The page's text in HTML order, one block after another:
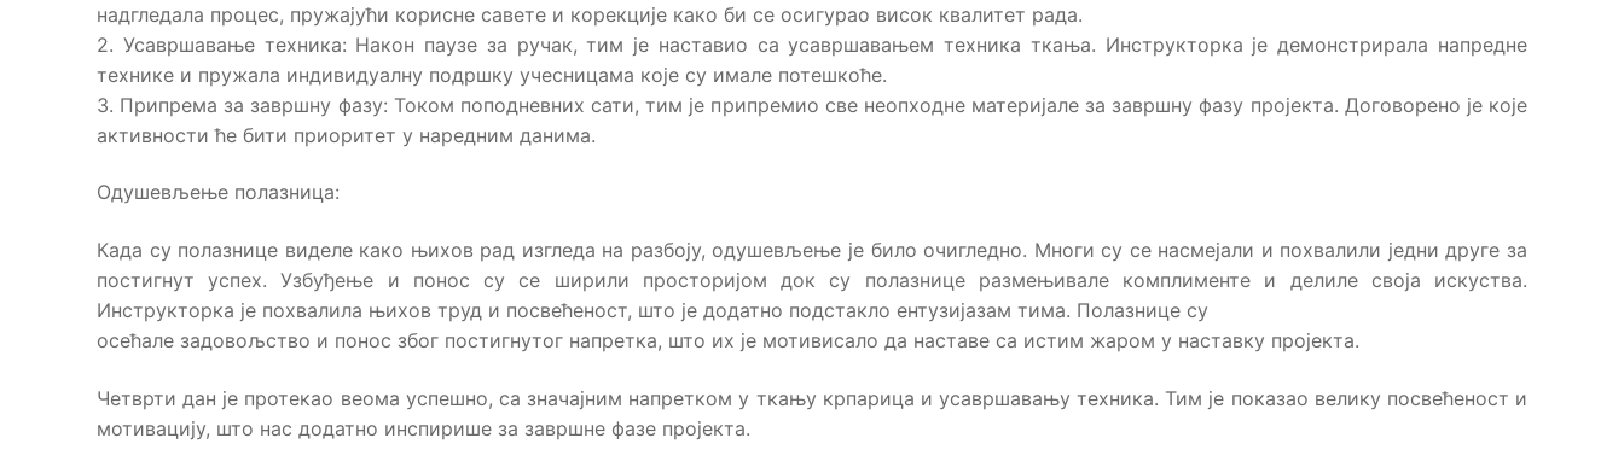
надгледала процес, пружајући корисне савете и корекције како би се осигурао висок квалитет рада.
2. Усавршавање техника: Након паузе за ручак, тим је наставио са усавршавањем техника ткања. Инструкторка је демонстрирала напредне
технике и пружала индивидуалну подршку учесницама које су имале потешкоће.
3. Припрема за завршну фазу: Током поподневних сати, тим је припремио све неопходне материјале за завршну фазу пројекта. Договорено је које
активности ће бити приоритет у наредним данима.
Одушевљење полазница:
Када су полазнице виделе како њихов рад изгледа на разбоју, одушевљење је било очигледно. Многи су се насмејали и похвалили једни друге за
постигнут успех. Узбуђење и понос су се ширили просторијом док су полазнице размењивале комплименте и делиле своја искуства.
Инструкторка је похвалила њихов труд и посвећеност, што је додатно подстакло ентузијазам тима. Полазнице су
осећале задовољство и понос због постигнутог напретка, што их је мотивисало да наставе са истим жаром у наставку пројекта.
Четврти дан је протекао веома успешно, са значајним напретком у ткању крпарица и усавршавању техника. Тим је показао велику посвећеност и
мотивацију, што нас додатно инспирише за завршне фазе пројекта.